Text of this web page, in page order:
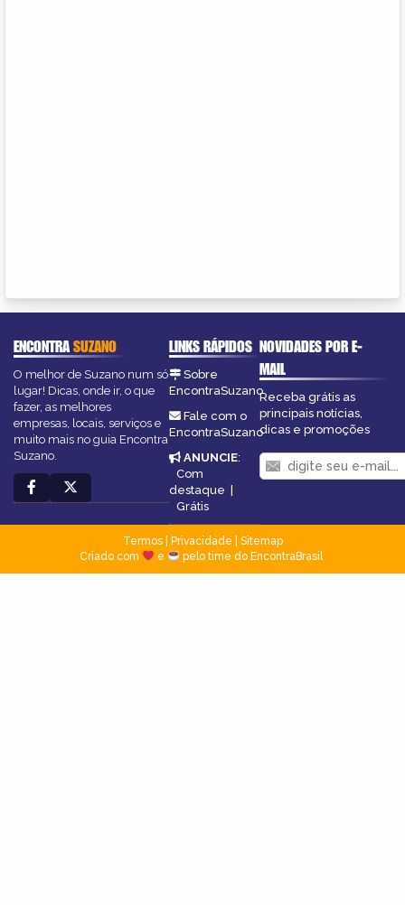
ENCONTRASUZANO
O melhor de Suzano num só
lugar! Dicas, onde ir, o que
fazer, as melhores
empresas, locais, serviços e
muito mais no guia Encontra
Suzano.
LINKS RÁPIDOS
Sobre
EncontraSuzano
Fale com o
EncontraSuzano
ANUNCIE:
Com
destaque
Grátis
NOVIDADES POR E-
MAIL
Receba grátis as
principais notícias,
dicas e promoções
Termos| Privacidade
Sitemap
Criado com
e pelo time do EncontraBrasil